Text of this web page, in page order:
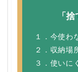
「
１．今使わ
２．収納場
３．使いに